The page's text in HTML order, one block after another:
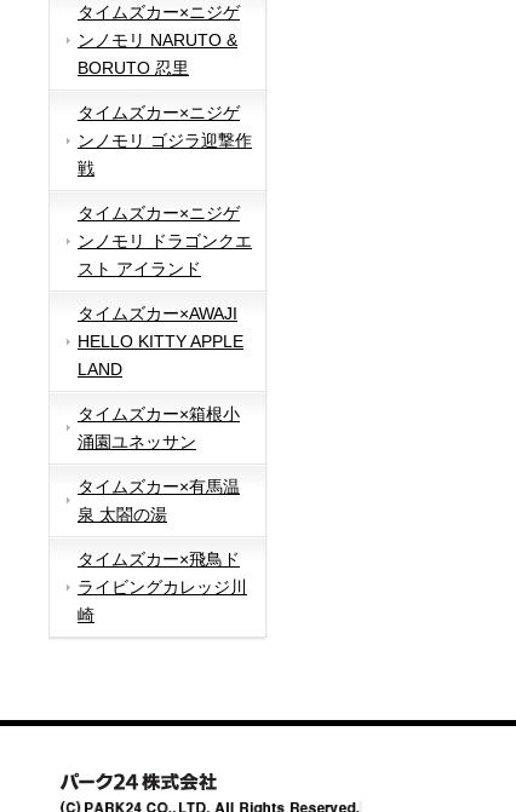
タイムズカー×ニジゲ
ンノモリ NARUTO &
BORUTO 忍里
タイムズカー×ニジゲ
ンノモリ ゴジラ迎撃作
戦
タイムズカー×ニジゲ
ンノモリ ドラゴンクエ
スト アイランド
タイムズカー×AWAJI
HELLO KITTY APPLE
LAND
タイムズカー×箱根小
涌園ユネッサン
タイムズカー×有馬温
泉 太閤の湯
タイムズカー×飛鳥ド
ライビングカレッジ川
崎